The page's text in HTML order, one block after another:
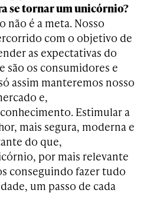
se tornar um unicórnio?
não é a meta. Nosso
com o objetivo de
as expectativas do
são os consumidores e
assim manteremos nosso
e,
Estimular a
mais segura, moderna e
do que,
por mais relevante
conseguindo fazer tudo
um passo de cada